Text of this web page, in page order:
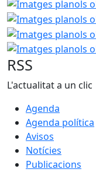
RSS
L'actualitat a un clic
Agenda
Agenda política
Avisos
Notícies
Publicacions